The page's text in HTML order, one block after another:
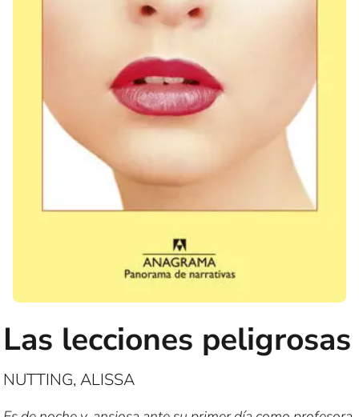
Las lecciones peligrosas
NUTTING, ALISSA